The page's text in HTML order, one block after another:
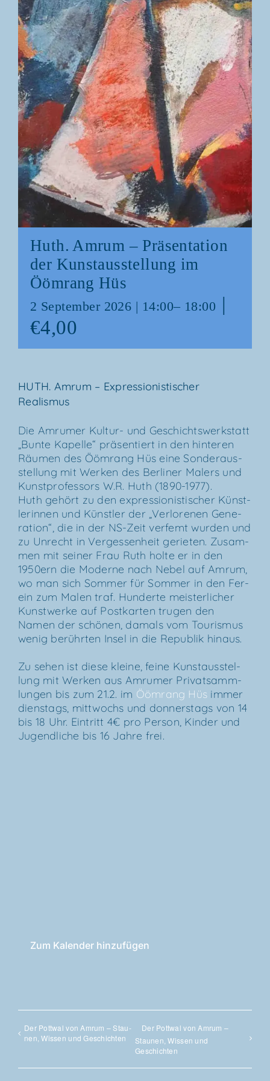
Huth. Amrum – Prä­sen­ta­ti­on
der Kunst­aus­stel­lung im
Ööm­rang Hüs
2 Sep­tem­ber 2026 | 14:00– 18:00 |
€4,00
HUTH. Amrum – Expres­sio­nis­ti­scher
Realismus
Die Amru­mer Kul­­tur- und Geschichts­werk­statt
„Bun­te Kapel­le“ prä­sen­tiert in den hin­te­ren
Räu­men des Ööm­rang Hüs eine Son­der­aus­
stel­lung mit Wer­ken des Ber­li­ner Malers und
Kunst­pro­fes­sors W.R. Huth (1890-1977).
Huth gehört zu den expres­sio­nis­ti­scher Künst­
le­rin­nen und Künst­ler der „Ver­lo­re­nen Gene­
ra­ti­on“, die in der NS-Zeit ver­femt wur­den und
zu Unrecht in Ver­ges­sen­heit gerie­ten. Zusam­
men mit sei­ner Frau Ruth hol­te er in den
1950ern die Moder­ne nach Nebel auf Amrum,
wo man sich Som­mer für Som­mer in den Fer­
ein zum Malen traf. Hun­der­te meis­ter­li­cher
Kunst­wer­ke auf Post­kar­ten tru­gen den
Namen der schö­nen, damals vom Tou­ris­mus
wenig berühr­ten Insel in die Repu­blik hinaus.
Zu sehen ist die­se klei­ne, fei­ne Kunst­aus­stel­
lung mit Wer­ken aus Amru­mer Pri­vat­samm­
lun­gen bis zum 21.2. im Ööm­rang Hüs immer
diens­tags, mitt­wochs und don­ners­tags von 14
bis 18 Uhr. Ein­tritt 4€ pro Per­son, Kin­der und
Jugend­li­che bis 16 Jah­re frei.
Zum Kalender hinzufügen
Der Pott­wal von Amrum – Stau­
nen, Wis­sen und Geschichten
Der Pott­wal von Amrum –
Stau­nen, Wis­sen und
Geschichten